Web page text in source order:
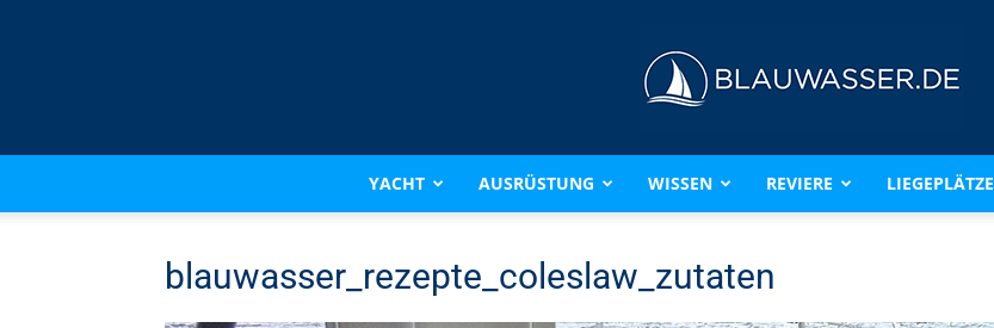
BLAUWASSER.DE
YACHT AUSRÜSTUNG WISSEN REVIERE LIEGEPLÄTZE
blauwasser_rezepte_coleslaw_zutaten